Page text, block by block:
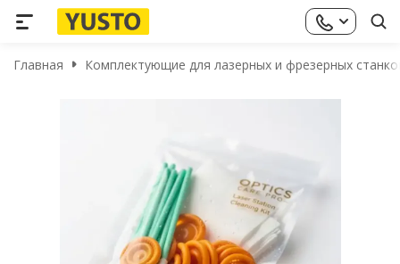
Главная Комплектующие для лазерных и фрезерных